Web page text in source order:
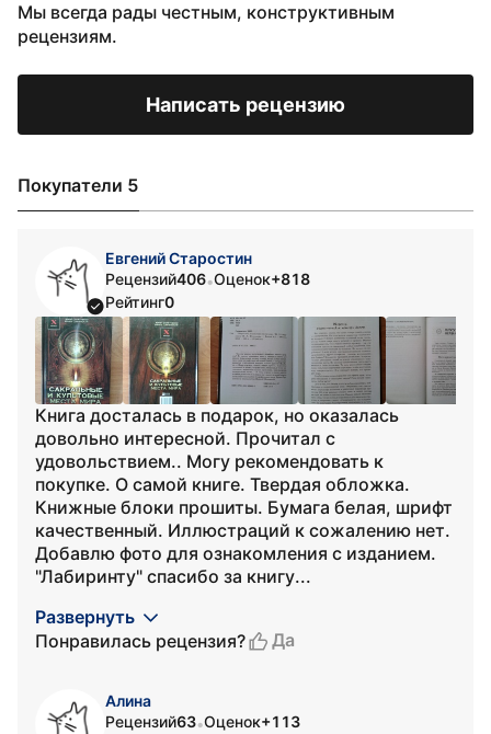
Мы всегда рады честным, конструктивным
рецензиям.
Написать рецензию
Покупатели 5
Евгений Старостин
Рецензий406•Оценок+818
Рейтинг0
Книга досталась в подарок, но оказалась
довольно интересной. Прочитал с
удовольствием.. Могу рекомендовать к
покупке. О самой книге. Твердая обложка.
Книжные блоки прошиты. Бумага белая, шрифт
качественный. Иллюстраций к сожалению нет.
Добавлю фото для ознакомления с изданием.
"Лабиринту" спасибо за книгу...
Развернуть
Понравилась рецензия?
Да
Алина
Рецензий63•Оценок+113